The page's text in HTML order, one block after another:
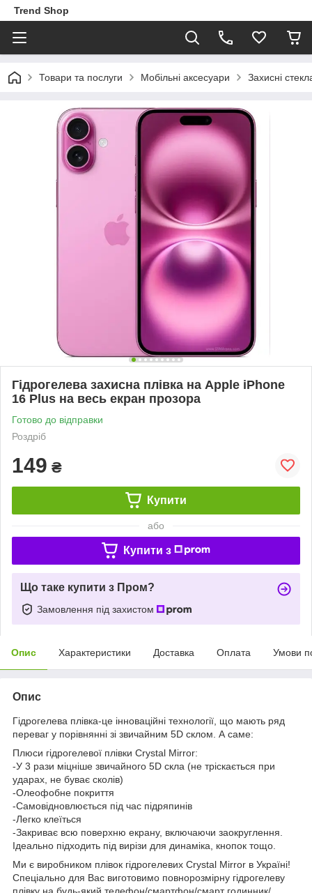
Trend Shop
Товари та послуги Мобільні аксесуари Захисні
Гідрогелева захисна плівка на Apple iPhone
16 Plus на весь екран прозора
Готово до відправки
Роздріб
149 ₴
Купити
або
Купити з
Що таке купити з Пром?
Замовлення під захистом
Опис Характеристики Доставка Оплата Умови
Опис
Гідрогелева плівка-це інноваційні технології, що мають ряд
переваг у порівнянні зі звичайним 5D склом. А саме:
Плюси гідрогелевої плівки Crystal Mirror:
-У 3 рази міцніше звичайного 5D скла (не тріскається при
ударах, не буває сколів)
-Олеофобне покриття
-Самовідновлюється під час підряпинів
-Легко клеїться
-Закриває всю поверхню екрану, включаючи заокруглення.
Ідеально підходить під вирізи для динаміка, кнопок тощо.
Ми є виробником плівок гідрогелевих Crystal Mirror в Україні!
Спеціально для Вас виготовимо повнорозмірну гідрогелеву
плівку на будь-який телефон/смартфон/смарт годинник/